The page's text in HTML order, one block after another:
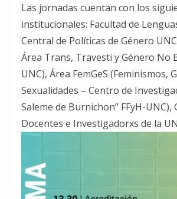
Las jornadas cuentan con los
institucionales: Facultad de
Central de Políticas de Género UNC
Área Trans, Travesti y Género No
UNC), Área FemGeS (Feminismos,
Sexualidades – Centro de
Saleme de Burnichon” FFyH-UNC),
Docentes e Investigadorxs de la